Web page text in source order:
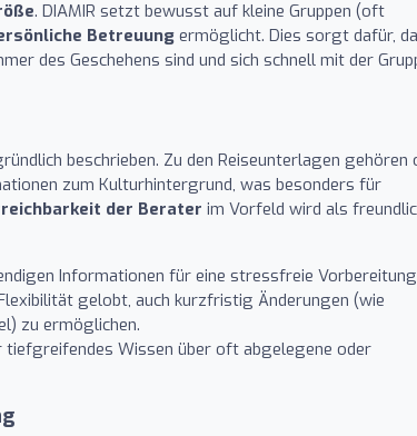
. DIAMIR setzt bewusst auf kleine Gruppen (oft
Betreuung ermöglicht. Dies sorgt dafür,
des Geschehens sind und sich schnell mit der
beschrieben. Zu den Reiseunterlagen gehören
zum Kulturhintergrund, was besonders für
der Berater im Vorfeld wird als
Informationen für eine stressfreie
gelobt, auch kurzfristig Änderungen (wie
zu ermöglichen.
tiefgreifendes Wissen über oft abgelegene oder